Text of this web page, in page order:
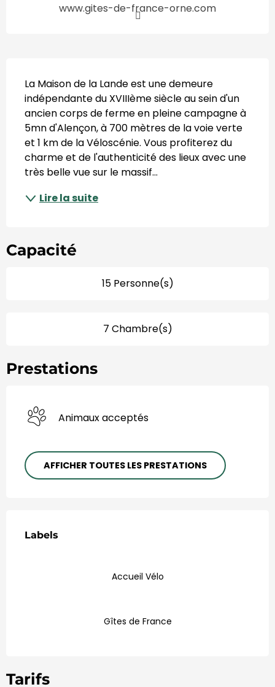
www.gites-de-france-orne.com
La Maison de la Lande est une demeure
indépendante du XVIIIème siècle au sein d'un
ancien corps de ferme en pleine campagne à
5mn d'Alençon, à 700 mètres de la voie verte
et 1 km de la Véloscénie. Vous profiterez du
charme et de l'authenticité des lieux avec une
très belle vue sur le massif...
Lire la suite
Capacité
15 Personne(s)
7 Chambre(s)
Prestations
Animaux acceptés
AFFICHER TOUTES LES PRESTATIONS
Labels
Labels
Accueil Vélo
Gîtes de France
Tarifs